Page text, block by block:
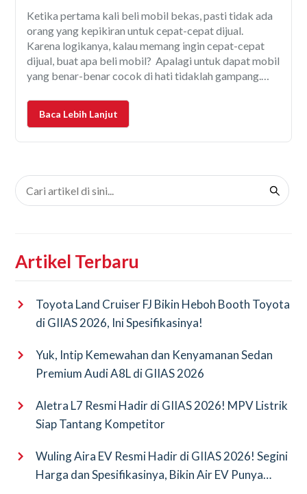
Ketika pertama kali beli mobil bekas, pasti tidak ada
orang yang kepikiran untuk cepat-cepat dijual.
Karena logikanya, kalau memang ingin cepat-cepat
dijual, buat apa beli mobil? Apalagi untuk dapat mobil
yang benar-benar cocok di hati tidaklah gampang.
kalau ada alasan tertentu yang gak bisa dihindari
sehingga mobil harus
Baca Lebih Lanjut
Artikel Terbaru
Toyota Land Cruiser FJ Bikin Heboh Booth Toyota
di GIIAS 2026, Ini Spesifikasinya!
Yuk, Intip Kemewahan dan Kenyamanan Sedan
Premium Audi A8L di GIIAS 2026
Aletra L7 Resmi Hadir di GIIAS 2026! MPV Listrik
Siap Tantang Kompetitor
Wuling Aira EV Resmi Hadir di GIIAS 2026! Segini
Harga dan Spesifikasinya, Bikin Air EV Punya